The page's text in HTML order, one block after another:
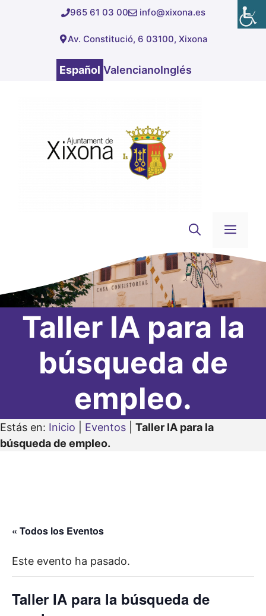
965 61 03 00 info@xixona.es
Av. Constitució, 6 03100, Xixona
Español ValencianoInglés
Taller IA para la
búsqueda de
empleo.
Estás en: Inicio Eventos
Taller IA para la
búsqueda de empleo.
« Todos los Eventos
Este evento ha pasado.
Taller IA para la búsqueda de